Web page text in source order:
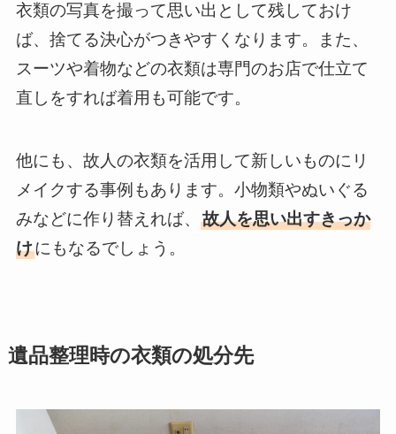
衣類の写真を撮って思い出として残しておけ
ば、捨てる決心がつきやすくなります。また、
スーツや着物などの衣類は専門のお店で仕立て
直しをすれば着用も可能です。
他にも、故人の衣類を活用して新しいものにリ
メイクする事例もあります。小物類やぬいぐる
みなどに作り替えれば、 故人を思い出すきっか
けにもなるでしょう。
遺品整理時の衣類の処分先